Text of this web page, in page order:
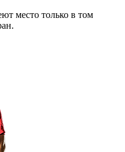
место только в том